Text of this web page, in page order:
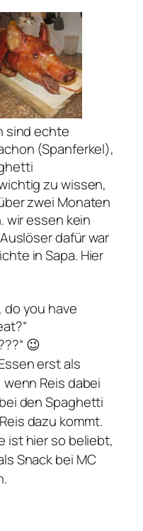
sind echte
(Spanferkel),
zu wissen,
zwei Monaten
wir essen kein
dafür war
in Sapa. Hier
do you have
😉
erst als
Reis dabei
den Spaghetti
dazu kommt.
ist hier so beliebt,
Snack bei MC